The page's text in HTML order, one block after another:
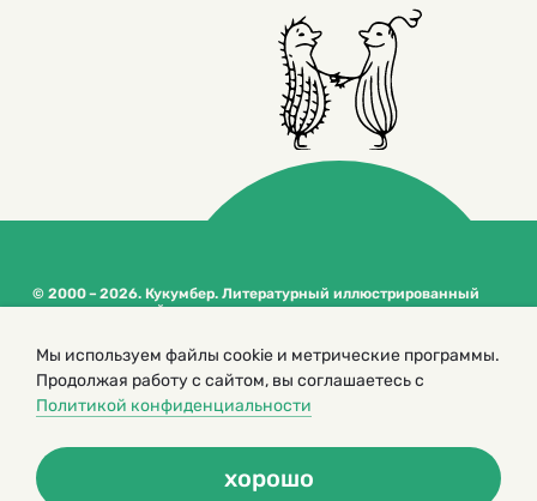
© 2000 – 2026. Кукумбер. Литературный иллюстрированный
журнал для детей
сайта
Политика конфиденциальности
Мы используем файлы cookie и метрические программы.
Продолжая работу с сайтом, вы соглашаетесь с
Политикой конфиденциальности
хорошо